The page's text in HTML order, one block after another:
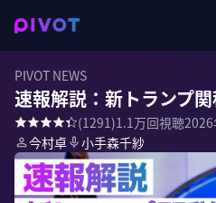
PIVOT NEWS
速報解説：新トランプ
(1291)1.1万回視聴2026
今村卓
小手森千紗